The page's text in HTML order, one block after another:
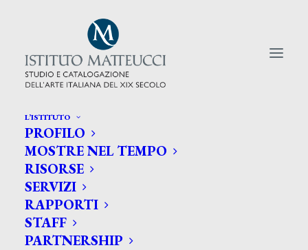
L’ISTITUTO
PROFILO
MOSTRE NEL TEMPO
RISORSE
SERVIZI
RAPPORTI
STAFF
PARTNERSHIP
CERCA TRA GLI ARTISTI:
Search
for: